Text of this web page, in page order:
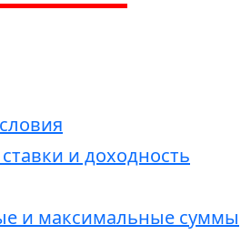
и доходность
и максимальные суммы